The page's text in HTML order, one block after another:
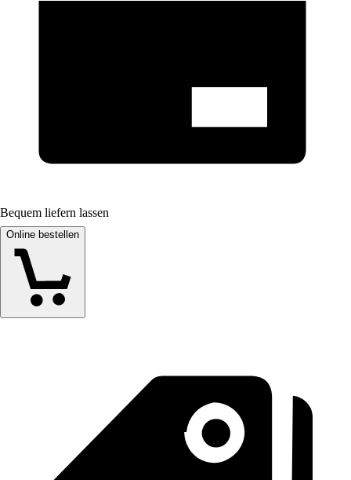
Bequem liefern lassen
Online bestellen